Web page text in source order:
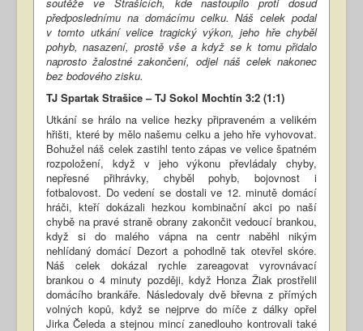
soutěže ve Strašicích, kde nastoupilo proti dosud
předposlednímu na domácímu celku. Náš celek podal
v tomto utkání velice tragický výkon, jeho hře chyběl
pohyb, nasazení, prostě vše a když se k tomu přidalo
naprosto žalostné zakončení, odjel náš celek nakonec
bez bodového zisku.
TJ Spartak Strašice – TJ Sokol Mochtín 3:2 (1:1)
Utkání se hrálo na velice hezky připraveném a velikém
hřišti, které by mělo našemu celku a jeho hře vyhovovat.
Bohužel náš celek zastihl tento zápas ve velice špatném
rozpoložení, když v jeho výkonu převládaly chyby,
nepřesné přihrávky, chyběl pohyb, bojovnost i
fotbalovost. Do vedení se dostali ve 12. minutě domácí
hráči, kteří dokázali hezkou kombinační akci po naší
chybě na pravé straně obrany zakončit vedoucí brankou,
když si do malého vápna na centr naběhl nikým
nehlídaný domácí Dezort a pohodlně tak otevřel skóre.
Náš celek dokázal rychle zareagovat vyrovnávací
brankou o 4 minuty později, když Honza Žiak prostřelil
domácího brankáře. Následovaly dvě břevna z přímých
volných kopů, když se nejprve do míče z dálky opřel
Jirka Čeleda a stejnou mincí zanedlouho kontrovali také